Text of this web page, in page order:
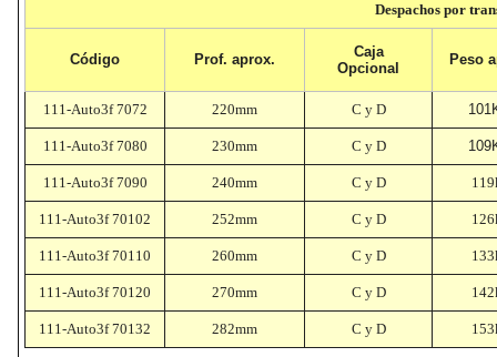
Despachos por
Código Prof. aprox.
Caja
Opcional
Peso
111-Auto3f 7072 220mm C y D
111-Auto3f 7080 230mm C y D
111-Auto3f 7090 240mm C y D
111-Auto3f 70102 252mm C y D
111-Auto3f 70110 260mm C y D
111-Auto3f 70120 270mm C y D
111-Auto3f 70132 282mm C y D